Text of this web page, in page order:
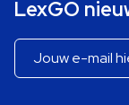
LexGO